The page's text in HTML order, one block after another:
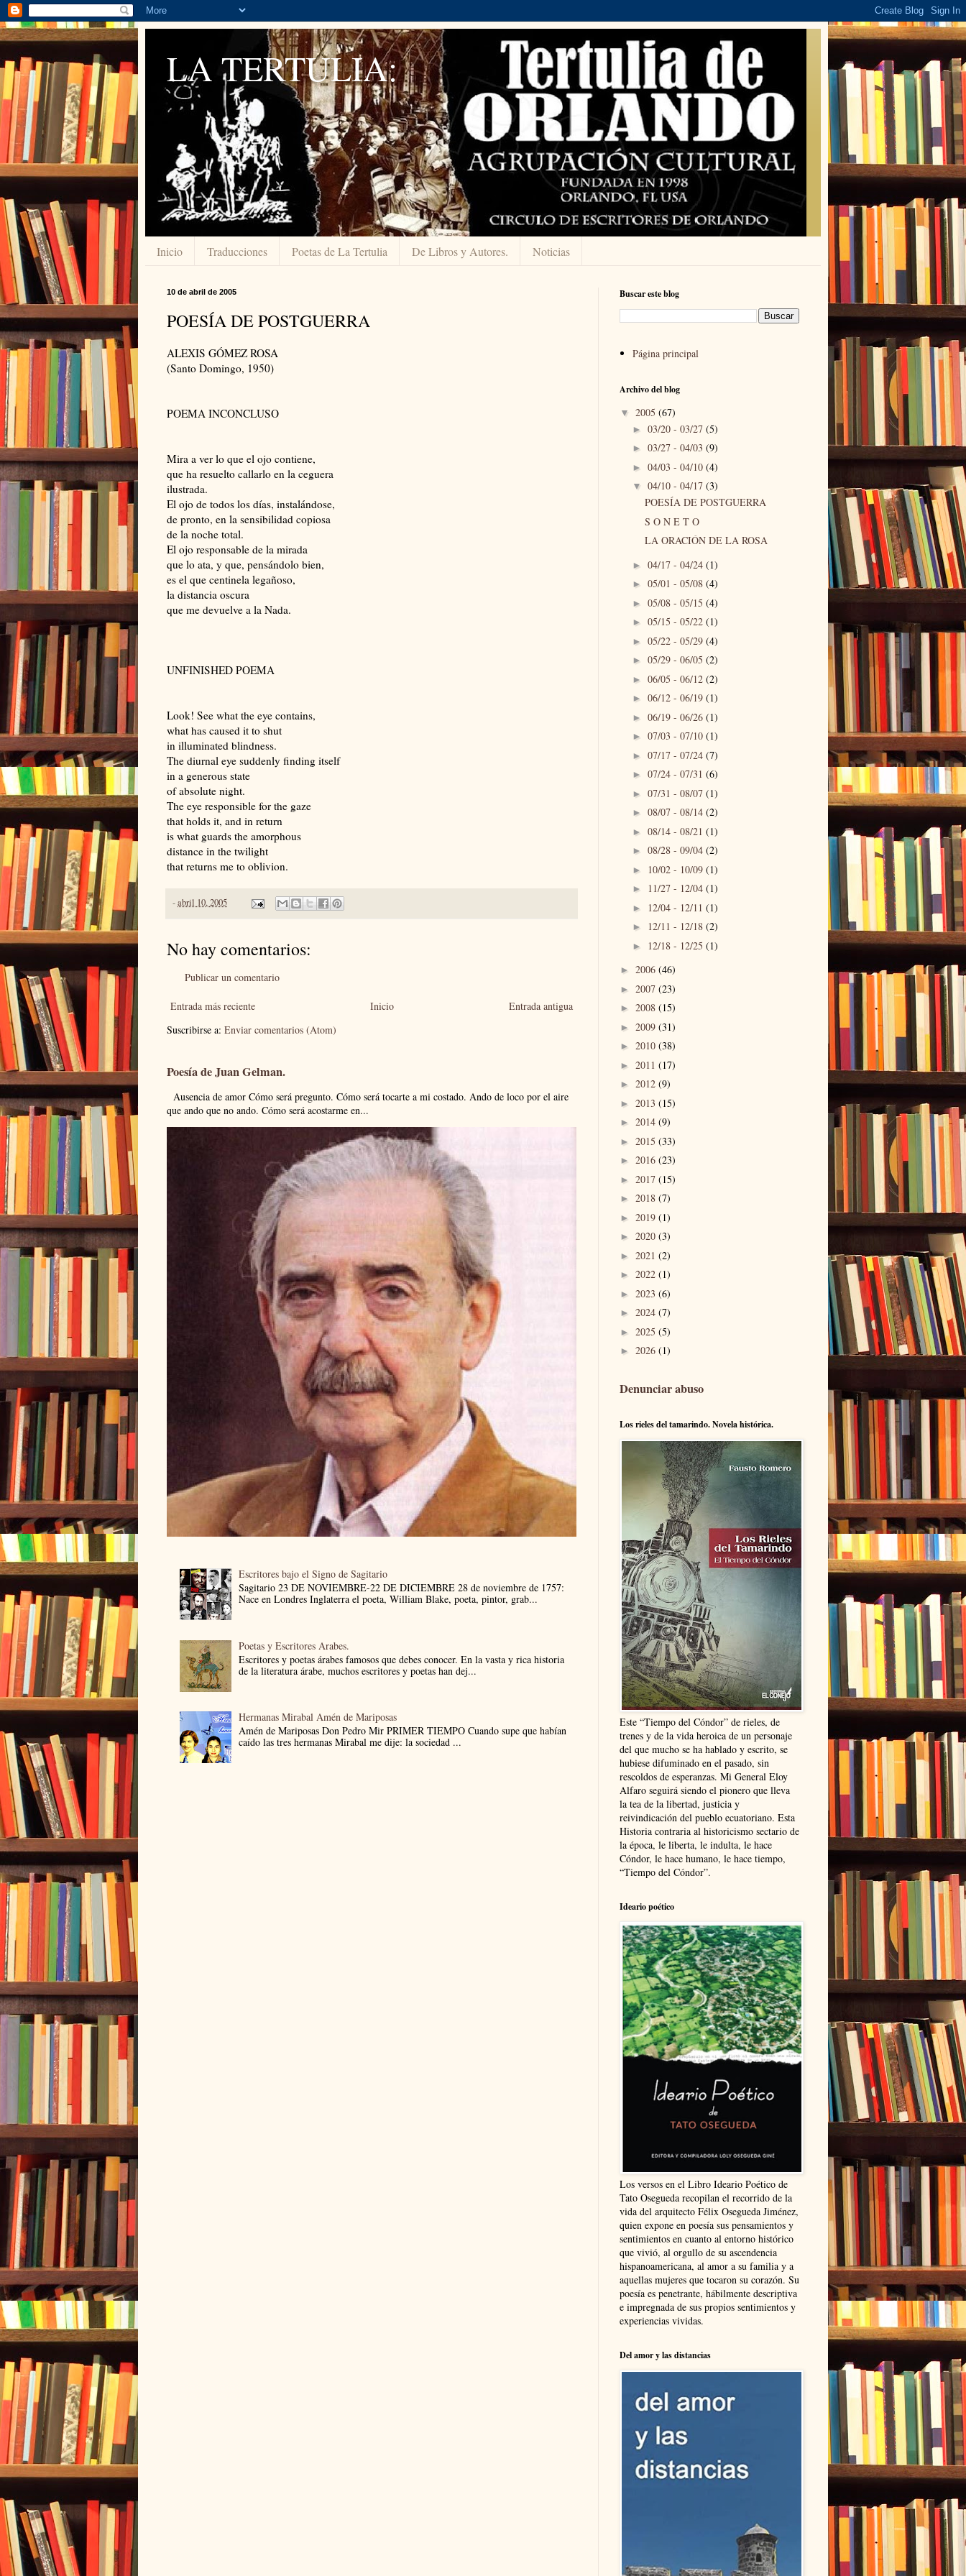
LA TERTULIA:
Inicio Traducciones Poetas de La Tertulia De Libros y Autores. Noticias
10 de abril de 2005
POESÍA DE POSTGUERRA
ALEXIS GÓMEZ ROSA
(Santo Domingo, 1950)
POEMA INCONCLUSO
Mira a ver lo que el ojo contiene,
que ha resuelto callarlo en la ceguera
ilustrada.
El ojo de todos los días, instalándose,
de pronto, en la sensibilidad copiosa
de la noche total.
El ojo responsable de la mirada
que lo ata, y que, pensándolo bien,
es el que centinela legañoso,
la distancia oscura
que me devuelve a la Nada.
UNFINISHED POEMA
Look! See what the eye contains,
what has caused it to shut
in illuminated blindness.
The diurnal eye suddenly finding itself
in a generous state
of absolute night.
The eye responsible for the gaze
that holds it, and in return
is what guards the amorphous
distance in the twilight
that returns me to oblivion.
-abril 10, 2005
No hay comentarios:
Publicar un comentario
Entrada más reciente Entrada antigua
Inicio
Suscribirse a: Enviar comentarios (Atom)
Poesía de Juan Gelman.
Ausencia de amor Cómo será pregunto. Cómo será tocarte a mi costado. Ando de loco por el aire
que ando que no ando. Cómo será acostarme en...
Escritores bajo el Signo de Sagitario
Sagitario 23 DE NOVIEMBRE-22 DE DICIEMBRE 28 de noviembre de 1757:
Nace en Londres Inglaterra el poeta, William Blake, poeta, pintor, grab...
Poetas y Escritores Arabes.
Escritores y poetas árabes famosos que debes conocer. En la vasta y rica historia
de la literatura árabe, muchos escritores y poetas han dej...
Hermanas Mirabal Amén de Mariposas
Amén de Mariposas Don Pedro Mir PRIMER TIEMPO Cuando supe que habían
caído las tres hermanas Mirabal me dije: la sociedad ...
Buscar este blog
Página principal
Archivo del blog
▼ 2005 (67)
► 03/20 - 03/27 (5)
► 03/27 - 04/03 (9)
► 04/03 - 04/10 (4)
▼ 04/10 - 04/17 (3)
POESÍA DE POSTGUERRA
S O N E T O
LA ORACIÓN DE LA ROSA
► 04/17 - 04/24 (1)
► 05/01 - 05/08 (4)
► 05/08 - 05/15 (4)
► 05/15 - 05/22 (1)
► 05/22 - 05/29 (4)
► 05/29 - 06/05 (2)
► 06/05 - 06/12 (2)
► 06/12 - 06/19 (1)
► 06/19 - 06/26 (1)
► 07/03 - 07/10 (1)
► 07/17 - 07/24 (7)
► 07/24 - 07/31 (6)
► 07/31 - 08/07 (1)
► 08/07 - 08/14 (2)
► 08/14 - 08/21 (1)
► 08/28 - 09/04 (2)
► 10/02 - 10/09 (1)
► 11/27 - 12/04 (1)
► 12/04 - 12/11 (1)
► 12/11 - 12/18 (2)
► 12/18 - 12/25 (1)
► 2006 (46)
► 2007 (23)
► 2008 (15)
► 2009 (31)
► 2010 (38)
► 2011 (17)
► 2012 (9)
► 2013 (15)
► 2014 (9)
► 2015 (33)
► 2016 (23)
► 2017 (15)
► 2018 (7)
► 2019 (1)
► 2020 (3)
► 2021 (2)
► 2022 (1)
► 2023 (6)
► 2024 (7)
► 2025 (5)
► 2026 (1)
Denunciar abuso
Los rieles del tamarindo. Novela histórica.
Este “Tiempo del Cóndor” de rieles, de
trenes y de la vida heroica de un personaje
del que mucho se ha hablado y escrito, se
hubiese difuminado en el pasado, sin
rescoldos de esperanzas. Mi General Eloy
Alfaro seguirá siendo el pionero que lleva
la tea de la libertad, justicia y
reivindicación del pueblo ecuatoriano. Esta
Historia contraria al historicismo sectario de
la época, le liberta, le indulta, le hace
Cóndor, le hace humano, le hace tiempo,
“Tiempo del Cóndor”.
Ideario poético
Los versos en el Libro Ideario Poético de
Tato Osegueda recopilan el recorrido de la
vida del arquitecto Félix Osegueda Jiménez,
quien expone en poesía sus pensamientos y
sentimientos en cuanto al entorno histórico
que vivió, al orgullo de su ascendencia
hispanoamericana, al amor a su familia y a
aquellas mujeres que tocaron su corazón. Su
poesía es penetrante, hábilmente descriptiva
e impregnada de sus propios sentimientos y
experiencias vividas.
Del amor y las distancias